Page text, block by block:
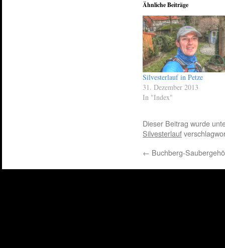
Ähnliche Beiträge
Silvesterlauf in Petze
31. Dezember 2013
In "Index"
Dieser Beitrag wurde
Silvesterlauf
← Buchberg-